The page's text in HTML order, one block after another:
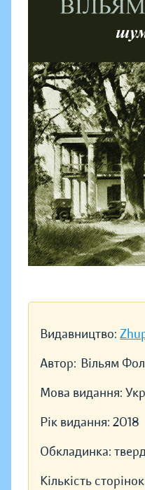
Видавництво:
Автор: Вільям
Мова видання:
Рік видання: 2018
Обкладинка:
Кількість